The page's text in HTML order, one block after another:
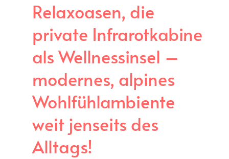
Relaxoasen, die
private Infrarotkabine
als Wellnessinsel –
modernes, alpines
Wohlfühlambiente
weit jenseits des
Alltags!